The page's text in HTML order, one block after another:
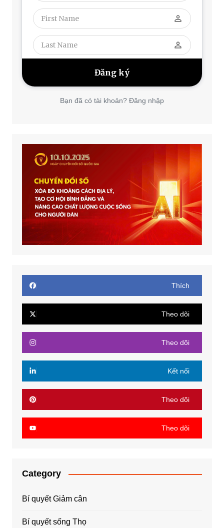
perm_identity
perm_identity
Bạn đã có tài khoản? Đăng nhập
Thích
Theo dõi
Theo dõi
Kết nối
Theo dõi
Theo dõi
Category
Bí quyết Giảm cân
Bí quyết sống Thọ